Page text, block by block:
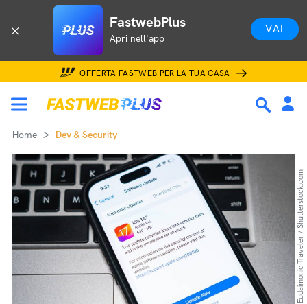
FastwebPlus
Apri nell'app
VAI
OFFERTA FASTWEB PER LA TUA CASA
Home Dev & Security
Eudaimonic Traveler / Shutterstock.com